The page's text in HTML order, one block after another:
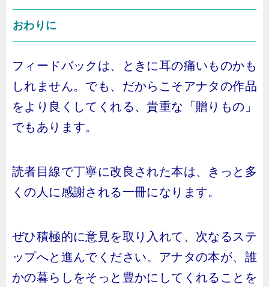
おわりに
フィードバックは、ときに耳の痛いものかも
しれません。でも、だからこそアナタの作品
をより良くしてくれる、貴重な「贈りもの」
でもあります。
読者目線で丁寧に改良された本は、きっと多
くの人に感謝される一冊になります。
ぜひ積極的に意見を取り入れて、次なるステ
ップへと進んでください。アナタの本が、誰
かの暮らしをそっと豊かにしてくれることを